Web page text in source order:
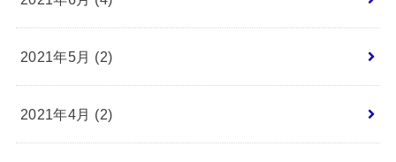
2021年5月 (2)
2021年4月 (2)